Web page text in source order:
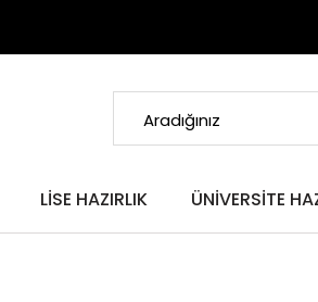
LISE HAZIRLIK ÜNIVERSITE